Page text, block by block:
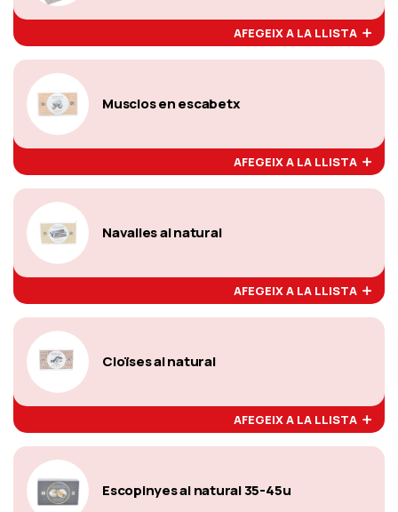
AFEGEIX A LA LLISTA
Musclos en escabetx
AFEGEIX A LA LLISTA
Navalles al natural
AFEGEIX A LA LLISTA
Cloïses al natural
AFEGEIX A LA LLISTA
Escopinyes al natural 35-45u